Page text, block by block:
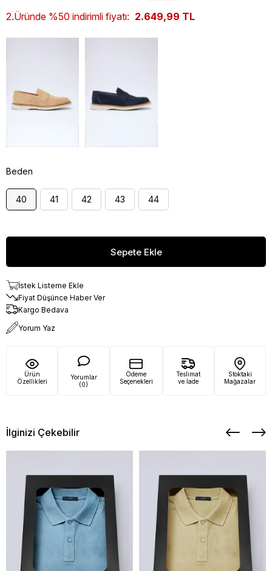
2.Üründe %50 indirimli fiyatı: 2.649,99 TL
Beden
40 41 42 43 44
İstek Listeme Ekle
Fiyat Düşünce Haber Ver
Kargo Bedava
Yorum Yaz
Ürün
Özellikleri
Yorumlar
(0)
Ödeme
Seçenekleri
Teslimat
ve İade
Stoktaki
Mağazalar
İlginizi Çekebilir